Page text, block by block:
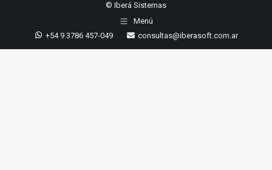
© Iberá Sistemas
Menú
+54 9 3786 457-049
consultas@iberasoft.com.ar